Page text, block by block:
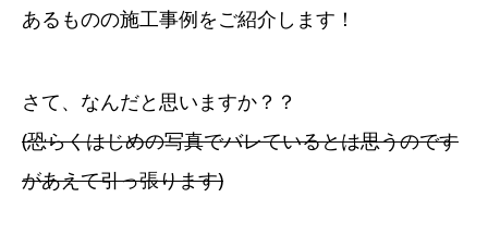
あるものの施工事例をご紹介します！
さて、なんだと思いますか？？
(恐らくはじめの写真でバレているとは思うのです
があえて引っ張ります)